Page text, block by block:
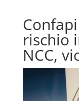
rischio
NCC,